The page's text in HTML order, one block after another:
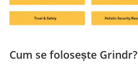
Cum se folosește Grindr?